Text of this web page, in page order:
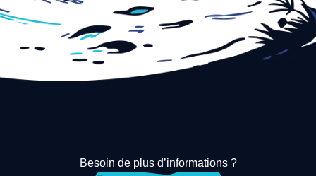
Besoin de plus d’informations ?